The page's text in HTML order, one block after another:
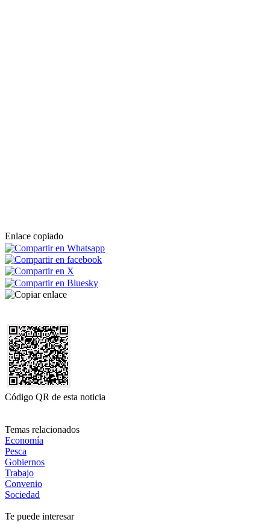
Enlace copiado
Código QR de esta noticia
Temas relacionados
Economía
Pesca
Gobiernos
Trabajo
Convenio
Sociedad
Te puede interesar